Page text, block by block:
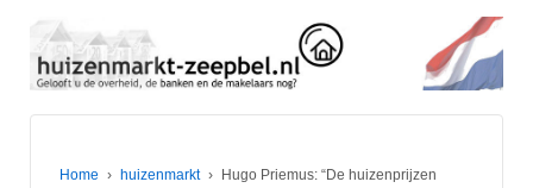
Home › huizenmarkt ›
Hugo Priemus: “De huizenprijzen